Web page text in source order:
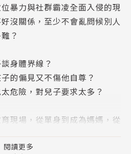
力與社群霸凌全面入侵的現
沒關係，至少不會亂問候別人
？
身體界線？
偏見又不傷他自尊？
險，對兒子要求太多？
場，從單身到成為媽媽，從
有健全發展才能守護孩子健康
閱讀更多